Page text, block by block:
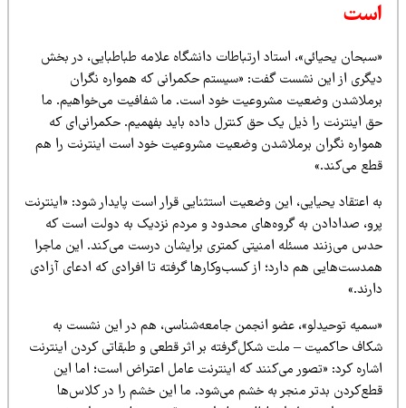
یحیائی»، استاد ارتباطات دانشگاه علامه طباطبایی، در بخش
از این نشست گفت: «سیستم حکمرانی که همواره نگران
وضعیت مشروعیت خود است. ما شفافیت می‌خواهیم. ما
اینترنت را ذیل یک حق کنترل داده باید بفهمیم. حکمرانی‌ای که
نگران برملاشدن وضعیت مشروعیت خود است اینترنت را هم
می‌کند.»
اعتقاد یحیایی، این وضعیت استثنایی قرار است پایدار شود: «اینترنت
صدادادن به گروه‌های محدود و مردم نزدیک به دولت است که
می‌زنند مسئله امنیتی کمتری برایشان درست می‌کند. این ماجرا
هم دارد؛ از کسب‌وکارها گرفته تا افرادی که ادعای آزادی
توحیدلو»، عضو انجمن جامعه‌شناسی، هم در این نشست به
حاکمیت – ملت شکل‌گرفته بر اثر قطعی و طبقاتی کردن اینترنت
کرد: «تصور می‌کنند که اینترنت عامل اعتراض است؛ اما این
بدتر منجر به خشم می‌شود. ما این خشم را در کلاس‌ها